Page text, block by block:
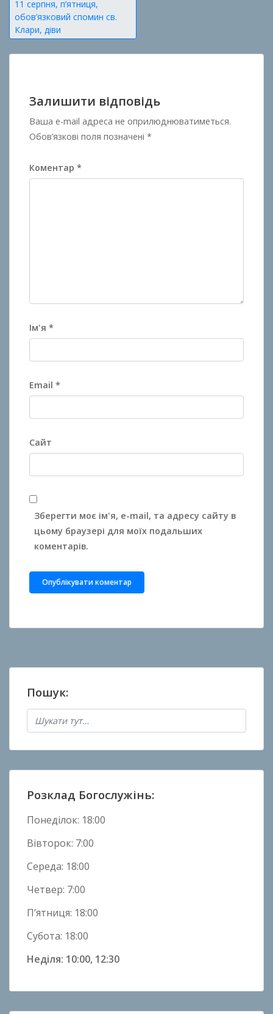
Навігація
записів
11 серпня, п’ятниця,
обов’язковий спомин св.
Клари, діви
Залишити відповідь
Ваша e-mail адреса не оприлюднюватиметься.
Обов’язкові поля позначені *
Коментар *
Ім'я *
Email *
Сайт
Зберегти моє ім'я, e-mail, та адресу сайту в
цьому браузері для моїх подальших
коментарів.
Пошук:
Розклад Богослужінь:
Понеділок: 18:00
Вівторок: 7:00
Середа: 18:00
Четвер: 7:00
П’ятниця: 18:00
Субота: 18:00
Неділя: 10:00, 12:30